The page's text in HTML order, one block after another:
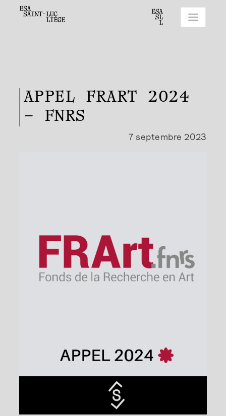
APPEL FRART 2024
– FNRS
7 septembre 2023